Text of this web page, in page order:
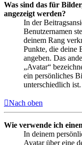
Was sind das für
angezeigt werden?
In der
Benutzernamen
deinem Rang
Punkte, die deine
angeben. Das
„Avatar“
ein persönliches
unterschiedlich ist.
Nach oben
Wie verwende ich
In deinem
Avatar über eine